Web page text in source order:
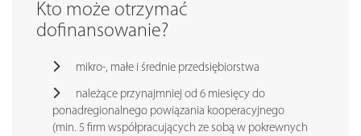
Kto może otrzymać
dofinansowanie?
mikro-, małe i średnie przedsiębiorstwa
należące przynajmniej od 6 miesięcy do
ponadregionalnego powiązania kooperacyjnego
(min. 5 firm współpracujących ze sobą w pokrewnych